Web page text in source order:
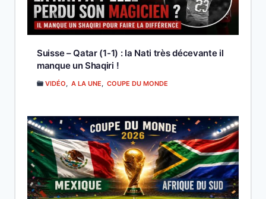
Suisse – Qatar (1-1) : la Nati très décevante il
manque un Shaqiri !
VIDÉO A LA UNE COUPE DU MONDE